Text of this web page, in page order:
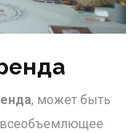
, может быть
всеобъемлющее